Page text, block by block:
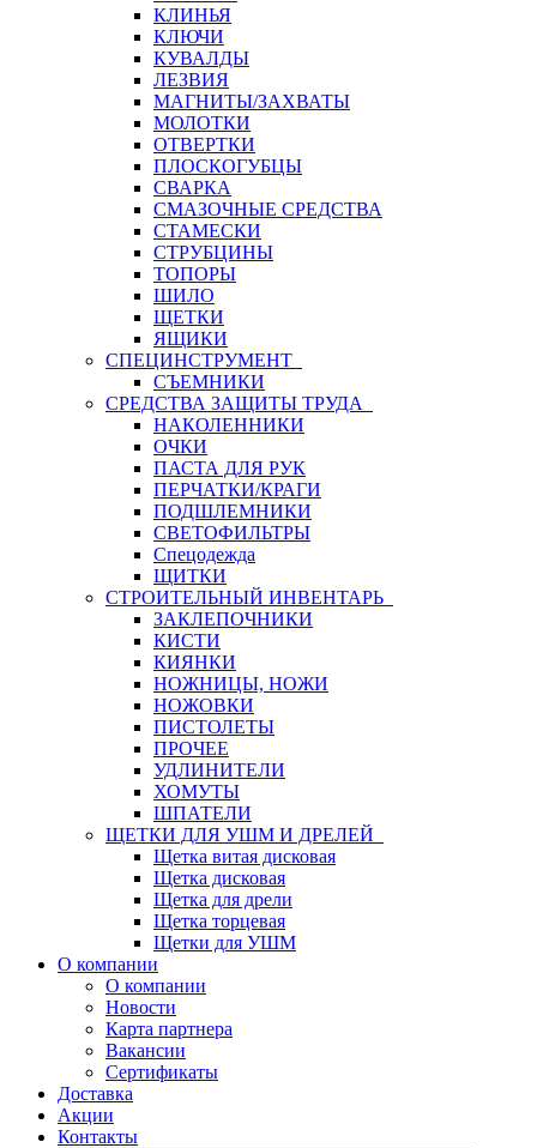
КЛИНЬЯ
КЛЮЧИ
КУВАЛДЫ
ЛЕЗВИЯ
МАГНИТЫ/ЗАХВАТЫ
МОЛОТКИ
ОТВЕРТКИ
ПЛОСКОГУБЦЫ
СВАРКА
СМАЗОЧНЫЕ СРЕДСТВА
СТАМЕСКИ
СТРУБЦИНЫ
ТОПОРЫ
ШИЛО
ЩЕТКИ
ЯЩИКИ
СПЕЦИНСТРУМЕНТ
СЪЕМНИКИ
СРЕДСТВА ЗАЩИТЫ ТРУДА
НАКОЛЕННИКИ
ОЧКИ
ПАСТА ДЛЯ РУК
ПЕРЧАТКИ/КРАГИ
ПОДШЛЕМНИКИ
СВЕТОФИЛЬТРЫ
Спецодежда
ЩИТКИ
СТРОИТЕЛЬНЫЙ ИНВЕНТАРЬ
ЗАКЛЕПОЧНИКИ
КИСТИ
КИЯНКИ
НОЖНИЦЫ, НОЖИ
НОЖОВКИ
ПИСТОЛЕТЫ
ПРОЧЕЕ
УДЛИНИТЕЛИ
ХОМУТЫ
ШПАТЕЛИ
ЩЕТКИ ДЛЯ УШМ И ДРЕЛЕЙ
Щетка витая дисковая
Щетка дисковая
Щетка для дрели
Щетка торцевая
Щетки для УШМ
О компании
О компании
Новости
Карта партнера
Вакансии
Сертификаты
Доставка
Акции
Контакты